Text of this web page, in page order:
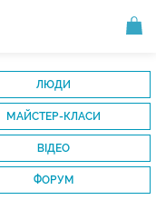
ЛЮДИ
МАЙСТЕР-КЛАСИ
ВІДЕО
ФОРУМ